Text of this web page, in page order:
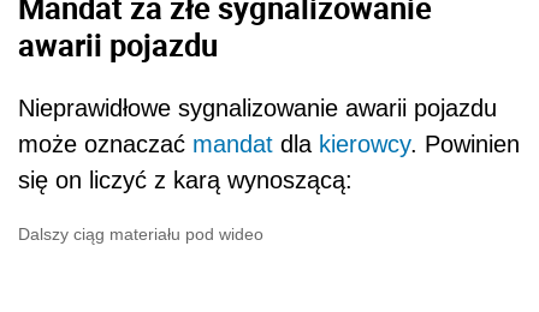
awarii pojazdu
Nieprawidłowe sygnalizowanie awarii pojazdu
może oznaczać mandat dla kierowcy. Powinien
się on liczyć z karą wynoszącą:
Dalszy ciąg materiału pod wideo